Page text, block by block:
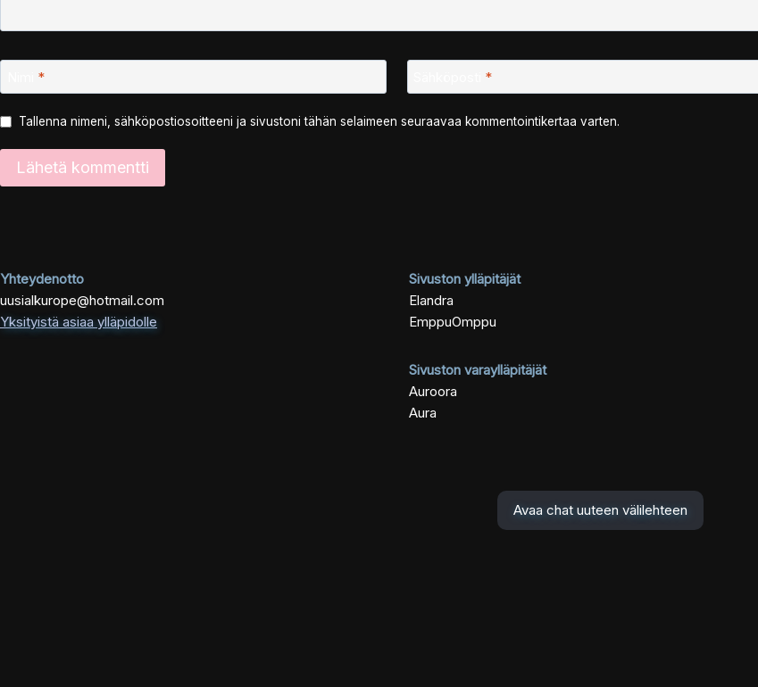
* *
Tallenna nimeni, sähköpostiosoitteeni ja sivustoni tähän selaimeen seuraavaa kommentointikertaa varten.
Yhteydenotto
uusialkurope@hotmail.com
Yksityistä asiaa ylläpidolle
Sivuston ylläpitäjät
Elandra
EmppuOmppu
Sivuston varaylläpitäjät
Auroora
Aura
Avaa chat uuteen välilehteen